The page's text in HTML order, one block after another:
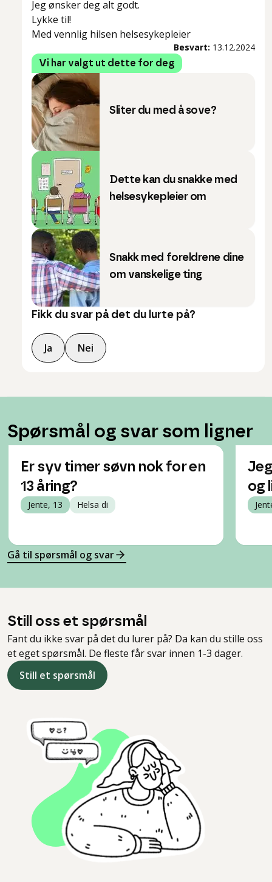
Jeg ønsker deg alt godt.
Lykke til!
Med vennlig hilsen helsesykepleier
Besvart: 13.12.2024
Vi har valgt ut dette for deg
Sliter du med å sove?
Dette kan du snakke med
helsesykepleier om
Snakk med foreldrene dine
om vanskelige ting
Fikk du svar på det du lurte på?
Ja Nei
Spørsmål og svar som ligner
Er syv timer søvn nok for en
13 åring?
Jente, 13 Helsa di
og
Gå til spørsmål og svar
Still oss et spørsmål
Fant du ikke svar på det du lurer på? Da kan du stille oss
et eget spørsmål. De fleste får svar innen 1-3 dager.
Still et spørsmål